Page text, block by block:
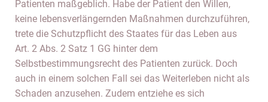
Patienten maßgeblich. Habe der Patient den Willen,
keine lebensverlängernden Maßnahmen durchzuführen,
trete die Schutzpflicht des Staates für das Leben aus
Art. 2 Abs. 2 Satz 1 GG hinter dem
Selbstbestimmungsrecht des Patienten zurück. Doch
auch in einem solchen Fall sei das Weiterleben nicht als
Schaden anzusehen. Zudem entziehe es sich